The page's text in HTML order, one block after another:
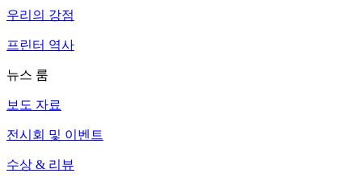
우리의 강점
프린터 역사
뉴스 룸
보도 자료
전시회 및 이벤트
수상 & 리뷰